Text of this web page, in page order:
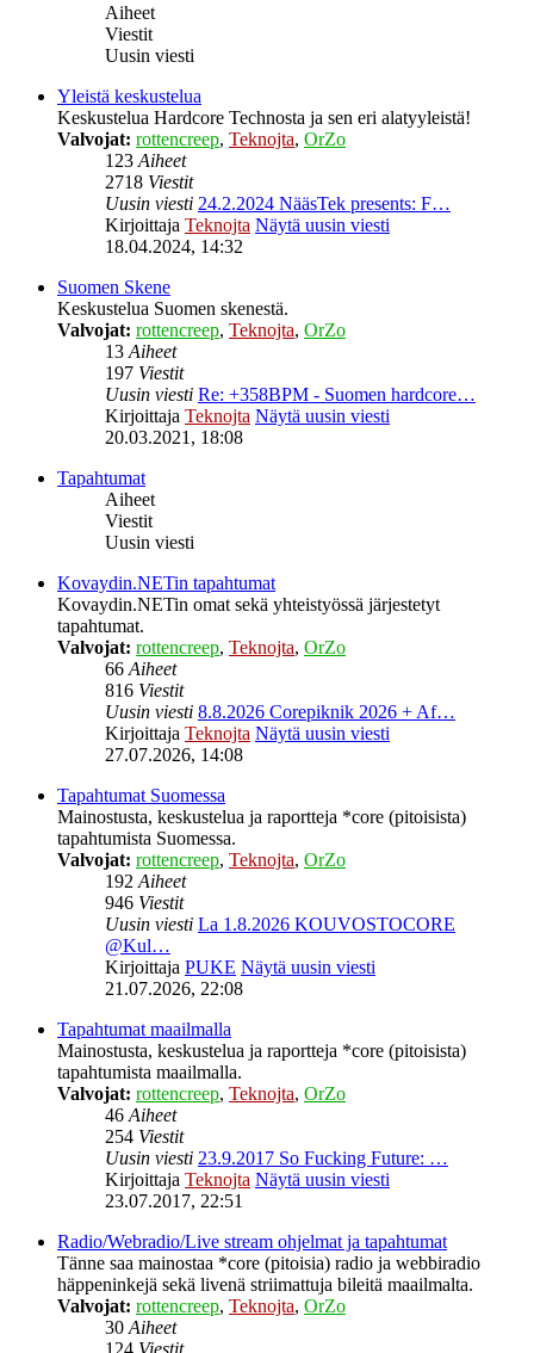
Aiheet
Viestit
Uusin viesti
Yleistä keskustelua
Keskustelua Hardcore Technosta ja sen eri alatyyleistä!
Valvojat: rottencreep, Teknojta, OrZo
123Aiheet
2718 Viestit
Uusin viesti 24.2.2024 NääsTek presents: F…
Kirjoittaja Teknojta Näytä uusin viesti
18.04.2024, 14:32
Suomen Skene
Keskustelua Suomen skenestä.
Valvojat: rottencreep, Teknojta, OrZo
13Aiheet
197 Viestit
Uusin viesti Re: +358BPM - Suomen hardcore…
Kirjoittaja Teknojta Näytä uusin viesti
20.03.2021, 18:08
Tapahtumat
Aiheet
Viestit
Uusin viesti
Kovaydin.NETin tapahtumat
Kovaydin.NETin omat sekä yhteistyössä järjestetyt
tapahtumat.
Valvojat: rottencreep, Teknojta, OrZo
66Aiheet
816 Viestit
Uusin viesti 8.8.2026 Corepiknik 2026 + Af…
Kirjoittaja Teknojta Näytä uusin viesti
27.07.2026, 14:08
Tapahtumat Suomessa
Mainostusta, keskustelua ja raportteja *core (pitoisista)
tapahtumista Suomessa.
Valvojat: rottencreep, Teknojta, OrZo
192Aiheet
946 Viestit
Uusin viesti La 1.8.2026 KOUVOSTOCORE
@Kul…
Kirjoittaja PUKE Näytä uusin viesti
21.07.2026, 22:08
Tapahtumat maailmalla
Mainostusta, keskustelua ja raportteja *core (pitoisista)
tapahtumista maailmalla.
Valvojat: rottencreep, Teknojta, OrZo
46Aiheet
254 Viestit
Uusin viesti 23.9.2017 So Fucking Future: …
Kirjoittaja Teknojta Näytä uusin viesti
23.07.2017, 22:51
Radio/Webradio/Live stream ohjelmat ja tapahtumat
Tänne saa mainostaa *core (pitoisia) radio ja webbiradio
häppeninkejä sekä livenä striimattuja bileitä maailmalta.
Valvojat: rottencreep, Teknojta, OrZo
30Aiheet